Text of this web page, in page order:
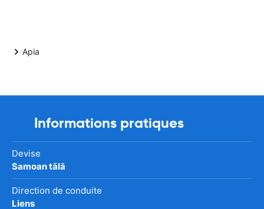
Apia
Informations pratiques
Devise
Samoan tālā
Direction de conduite
Liens